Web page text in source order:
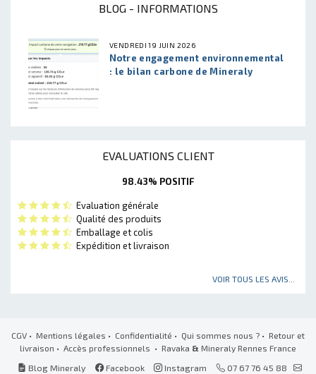
BLOG - INFORMATIONS
VENDREDI 19 JUIN 2026
Notre engagement environnemental
: le bilan carbone de Mineraly
EVALUATIONS CLIENT
98.43% POSITIF
Evaluation générale
Qualité des produits
Emballage et colis
Expédition et livraison
VOIR TOUS LES AVIS...
CGV • Mentions légales • Confidentialité • Qui sommes nous ? • Retour et
livraison • Accès professionnels • Ravaka & Mineraly Rennes France
Blog Mineraly
Facebook Instagram 07 67 76 45 88